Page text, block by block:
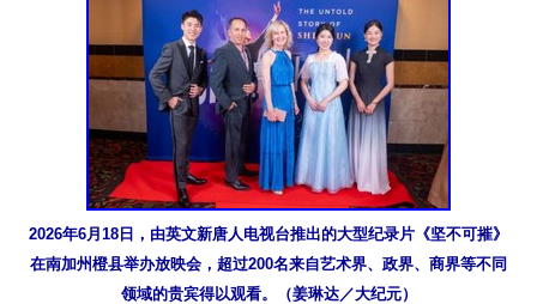
2026年6月18日，由英文新唐人电视台推出的大型纪录片《坚不可摧》
在南加州橙县举办放映会，超过200名来自艺术界、政界、商界等不同
领域的贵宾得以观看。（姜琳达／大纪元）